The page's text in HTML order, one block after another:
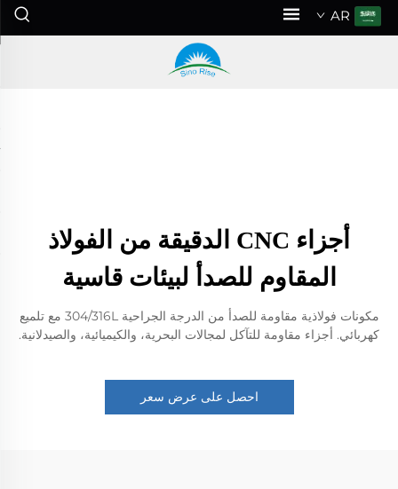
AR
أجزاء CNC الدقيقة من الفولاذ
المقاوم للصدأ لبيئات قاسية
مكونات فولاذية مقاومة للصدأ من الدرجة الجراحية 304/316L مع تلميع
كهربائي. أجزاء مقاومة للتآكل لمجالات البحرية، والكيميائية، والصيدلانية.
احصل على عرض سعر